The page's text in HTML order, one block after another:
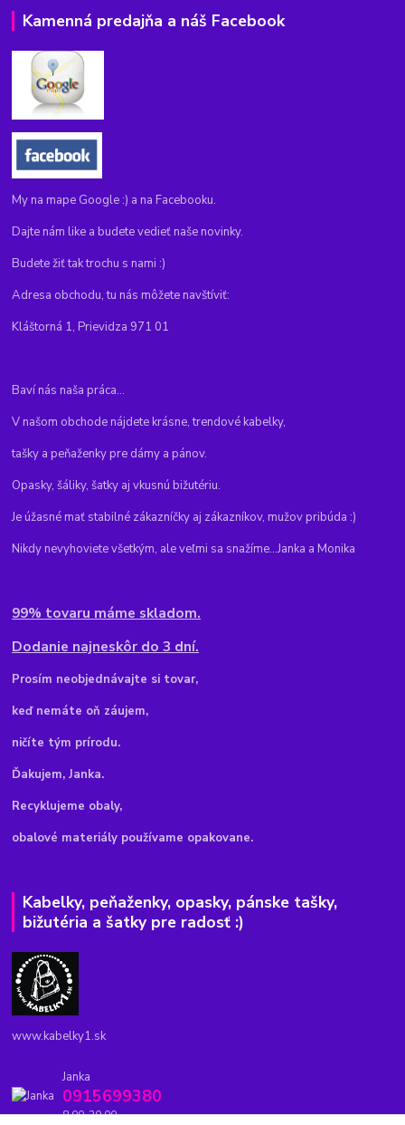
Kamenná predajňa a náš Facebook
My na mape Google :) a na Facebooku.
Dajte nám like a budete vedieť naše novinky.
Budete žiť tak trochu s nami :)
Adresa obchodu, tu nás môžete navštíviť:
Kláštorná 1, Prievidza 971 01
Baví nás naša práca...
V našom obchode nájdete krásne, trendové kabelky,
tašky a peňaženky pre dámy a pánov.
Opasky, šáliky, šatky aj vkusnú bižutériu.
Je úžasné mať stabilné zákazníčky aj zákazníkov, mužov pribúda :)
Nikdy nevyhoviete všetkým, ale veľmi sa snažíme...Janka a Monika
99% tovaru máme skladom.
Dodanie najneskôr do 3 dní.
Prosím neobjednávajte si tovar,
keď nemáte oň záujem,
ničíte tým prírodu.
Ďakujem, Janka.
Recyklujeme obaly,
obalové materiály používame opakovane.
Kabelky, peňaženky, opasky, pánske tašky,
bižutéria a šatky pre radosť :)
www.kabelky1.sk
Janka
0915699380
8.00-20.00